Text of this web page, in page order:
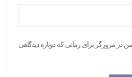
در مرورگر برای زمانی که دوباره دیدگاهی